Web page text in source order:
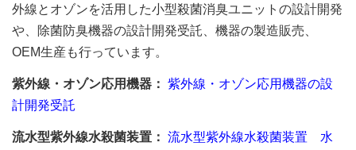
外線とオゾンを活用した小型殺菌消臭ユニットの設計開発
や、除菌防臭機器の設計開発受託、機器の製造販売、
OEM生産も行っています。
紫外線・オゾン応用機器： 紫外線・オゾン応用機器の設
計開発受託
流水型紫外線水殺菌装置： 流水型紫外線水殺菌装置 水